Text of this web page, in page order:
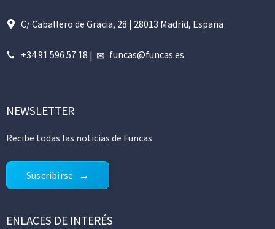
C/ Caballero de Gracia, 28 | 28013 Madrid, España
+34 91 596 57 18 | funcas@funcas.es
NEWSLETTER
Recibe todas las noticias de Funcas
Suscribirse
ENLACES DE INTERÉS